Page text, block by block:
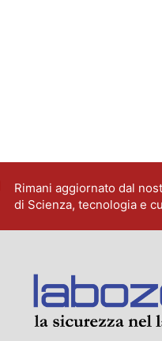
Rimani aggiornato dal
di Scienza, tecnologia e